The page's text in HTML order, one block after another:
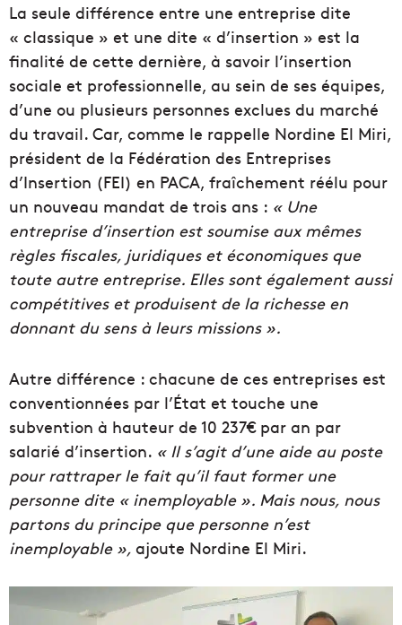
La seule différence entre une entreprise dite
« classique » et une dite « d’insertion » est la
finalité de cette dernière, à savoir l’insertion
sociale et professionnelle, au sein de ses équipes,
d’une ou plusieurs personnes exclues du marché
du travail. Car, comme le rappelle Nordine El Miri,
président de la Fédération des Entreprises
d’Insertion (FEI) en PACA, fraîchement réélu pour
un nouveau mandat de trois ans : « Une
entreprise d’insertion est soumise aux mêmes
règles fiscales, juridiques et économiques que
toute autre entreprise. Elles sont également aussi
compétitives et produisent de la richesse en
donnant du sens à leurs missions ».
Autre différence : chacune de ces entreprises est
conventionnées par l’État et touche une
subvention à hauteur de 10 237€ par an par
salarié d’insertion. « Il s’agit d’une aide au poste
pour rattraper le fait qu’il faut former une
personne dite « inemployable ». Mais nous, nous
partons du principe que personne n’est
inemployable », ajoute Nordine El Miri.